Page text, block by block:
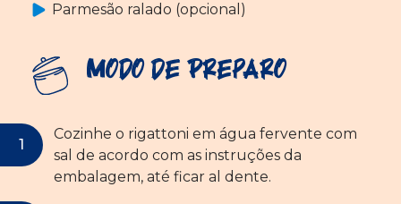
Parmesão ralado (opcional)
Modo de Preparo
Cozinhe o rigattoni em água fervente com
sal de acordo com as instruções da
embalagem, até ficar al dente.